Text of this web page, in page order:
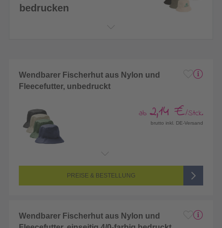
bedrucken
Wendbarer Fischerhut aus Nylon und
Fleecefutter, unbedruckt
ab 2,14 €/Stck.
brutto inkl. DE-Versand
PREISE & BESTELLUNG
Wendbarer Fischerhut aus Nylon und